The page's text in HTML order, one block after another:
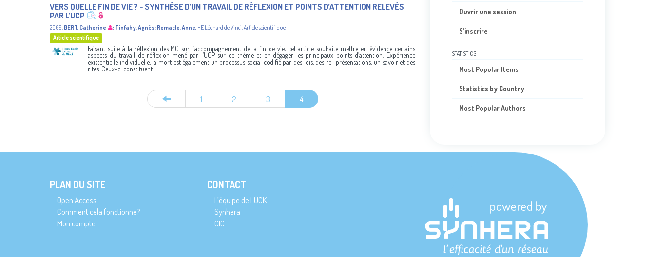
VERS QUELLE FIN DE VIE ? - SYNTHÈSE D’UN TRAVAIL DE RÉFLEXION ET POINTS D’ATTENTION RELEVÉS
PAR L’UCP
2009, BERT, Catherine ; Tinfahy, Agnès; Remacle, Anne, HE Léonard de Vinci,Article scientifique
Article scientifique
Faisant suite à la réflexion des MC sur l’accompagnement de la fin de vie, cet article souhaite mettre en évidence certains
aspects du travail de réflexion mené par l’UCP sur ce thème et en dégager les principaux points d’attention. Expérience
existentielle individuelle, la mort est également un processus social codifié par des lois, des re- présentations, un savoir et des
rites. Ceux-ci constituent ...
1 2 3 4
Ouvrir une session
S'inscrire
STATISTICS
Most Popular Items
Statistics by Country
Most Popular Authors
PLAN DU SITE
Open Access
Comment cela fonctionne?
Mon compte
CONTACT
L’équipe de LUCK
Synhera
CIC